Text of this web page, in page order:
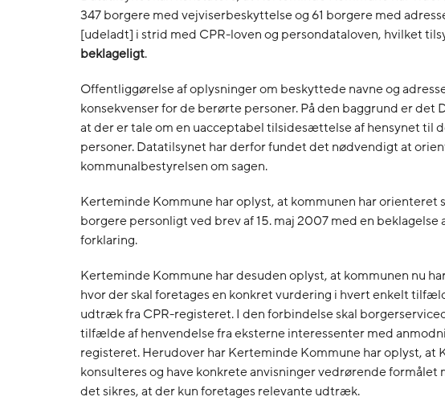
347 borgere med vejviserbeskyttelse og 61 borgere med
[udeladt] i strid med CPR-loven og persondataloven, hvilket
beklageligt.
Offentliggørelse af oplysninger om beskyttede navne og
konsekvenser for de berørte personer. På den baggrund er det
at der er tale om en uacceptabel tilsidesættelse af hensynet til
personer. Datatilsynet har derfor fundet det nødvendigt at
kommunalbestyrelsen om sagen.
Kerteminde Kommune har oplyst, at kommunen har orienteret
borgere personligt ved brev af 15. maj 2007 med en beklagelse
forklaring.
Kerteminde Kommune har desuden oplyst, at kommunen nu
hvor der skal foretages en konkret vurdering i hvert enkelt
udtræk fra CPR-registeret. I den forbindelse skal
tilfælde af henvendelse fra eksterne interessenter med
registeret. Herudover har Kerteminde Kommune har oplyst, at
konsulteres og have konkrete anvisninger vedrørende formålet
det sikres, at der kun foretages relevante udtræk.